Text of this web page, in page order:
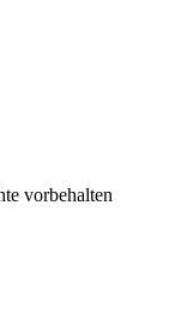
vorbehalten